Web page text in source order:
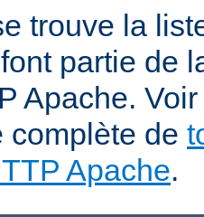
trouve la
partie de
Apache.
complète de
Apache.